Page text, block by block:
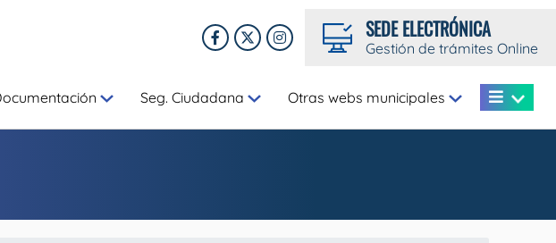
SEDE ELECTRÓNICA
Gestión de trámites Online
Seg. Ciudadana Otras webs municipales